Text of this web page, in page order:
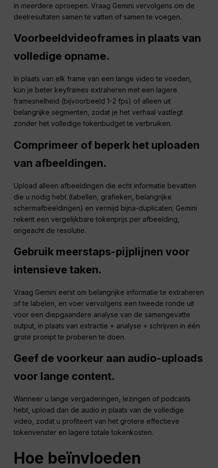
in meerdere oproepen. Vraag Gemini vervolgens om de
deelresultaten samen te vatten of samen te voegen.
Voorbeeldvideoframes in plaats van
volledige opname.
In plaats van elk frame van een lange video te voeden,
kun je beter keyframes extraheren met een lagere
framesnelheid (bijvoorbeeld 1-2 fps) of alleen uit
belangrijke segmenten, zodat je het verhaal vastlegt
zonder het volledige tokenbudget te verbruiken.
Comprimeer of beperk het uploaden
van afbeeldingen.
Upload alleen afbeeldingen die echt informatie bevatten
die u nodig hebt (tabellen, grafieken, belangrijke
schermafbeeldingen) en vermijd bijna-duplicaten; Gemini
rekent een vergelijkbare tokenprijs per afbeelding,
ongeacht de resolutie.
Gebruik meerstaps-pijplijnen voor
intensieve taken.
Vraag Gemini eerst om belangrijke informatie te extraheren
of te labelen, en voer vervolgens een tweede ronde uit
voor een diepgaandere analyse van de samengevatte
output, in plaats van extractie + analyse + schrijven in één
grote prompt te proberen te doen.
Geef de voorkeur aan audio-uploads
voor lange content.
Wanneer u lange vergaderingen, lezingen of podcasts
hebt, upload dan de audio in plaats van de volledige
video, zodat u profiteert van het grotere effectieve
tokenvenster en lagere totale tokenkosten.
Hoe beïnvloeden